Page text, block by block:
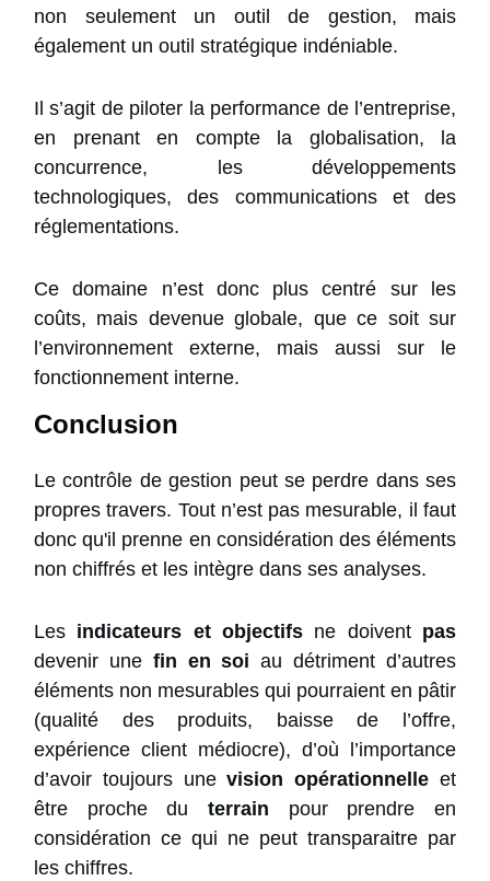
non seulement un outil de gestion, mais
également un outil stratégique indéniable.
Il s’agit de piloter la performance de l’entreprise,
en prenant en compte la globalisation, la
concurrence, les développements
technologiques, des communications et des
réglementations.
Ce domaine n’est donc plus centré sur les
coûts, mais devenue globale, que ce soit sur
l’environnement externe, mais aussi sur le
fonctionnement interne.
Conclusion
Le contrôle de gestion peut se perdre dans ses
propres travers. Tout n’est pas mesurable, il faut
donc qu'il prenne en considération des éléments
non chiffrés et les intègre dans ses analyses.
Les indicateurs et objectifs ne doivent pas
devenir une fin en soi au détriment d’autres
éléments non mesurables qui pourraient en pâtir
(qualité des produits, baisse de l’offre,
expérience client médiocre), d’où l’importance
d’avoir toujours unevision opérationnelle et
être proche du terrain pour prendre en
considération ce qui ne peut transparaitre par
les chiffres.